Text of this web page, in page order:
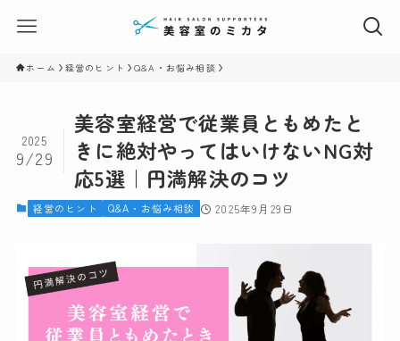
ホーム 経営のヒント Q&A・お悩み相談
美容室経営で従業員ともめたと
きに絶対やってはいけないNG対
応5選｜円満解決のコツ
2025
9/29
経営のヒント Q&A・お悩み相談 2025年9月29日